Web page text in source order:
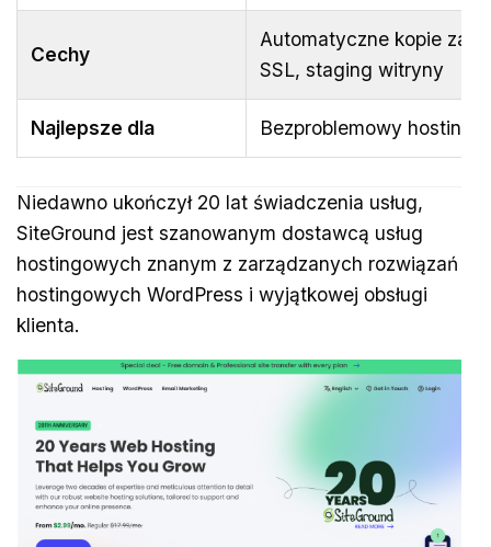
Cechy
Automatyczne kopie
SSL, staging witryny
Najlepsze dla Bezproblemowy hosting
Niedawno ukończył 20 lat świadczenia usług,
SiteGround jest szanowanym dostawcą usług
hostingowych znanym z zarządzanych rozwiązań
hostingowych WordPress i wyjątkowej obsługi
klienta.